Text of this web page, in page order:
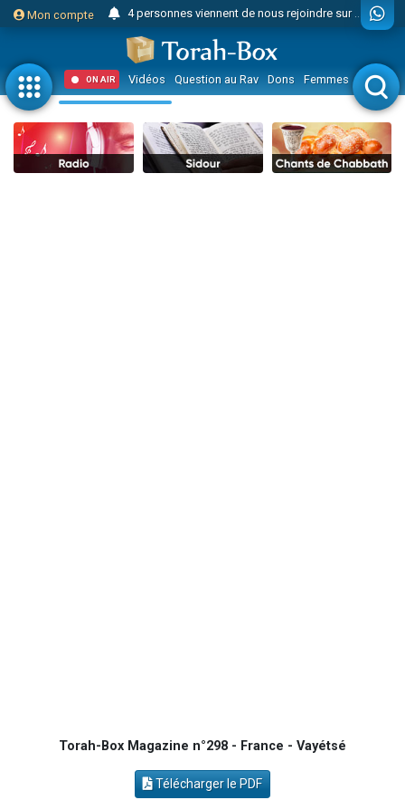
Mon compte
Il reste 49 places pour étudier en groupe sur Zoom
23 personnes viennent de faire un don pour Diane, 80 ans, dans un appartement insalubre
Eva vient de donner son Maasser
4 personnes viennent de nous rejoindre sur WhatsApp
3 personnes viennent de nous rejoindre sur WhatsApp
3 personnes viennent de faire un don pour 5 jours de vacances aux Orphelins
Odaya vient de donner son Maasser
ON AIR Vidéos Question au Rav Dons Femmes Enfants
Torah-Box Magazine n°298 - France - Vayétsé
Télécharger le PDF